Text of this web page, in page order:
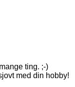
ting. ;-)
med din hobby!